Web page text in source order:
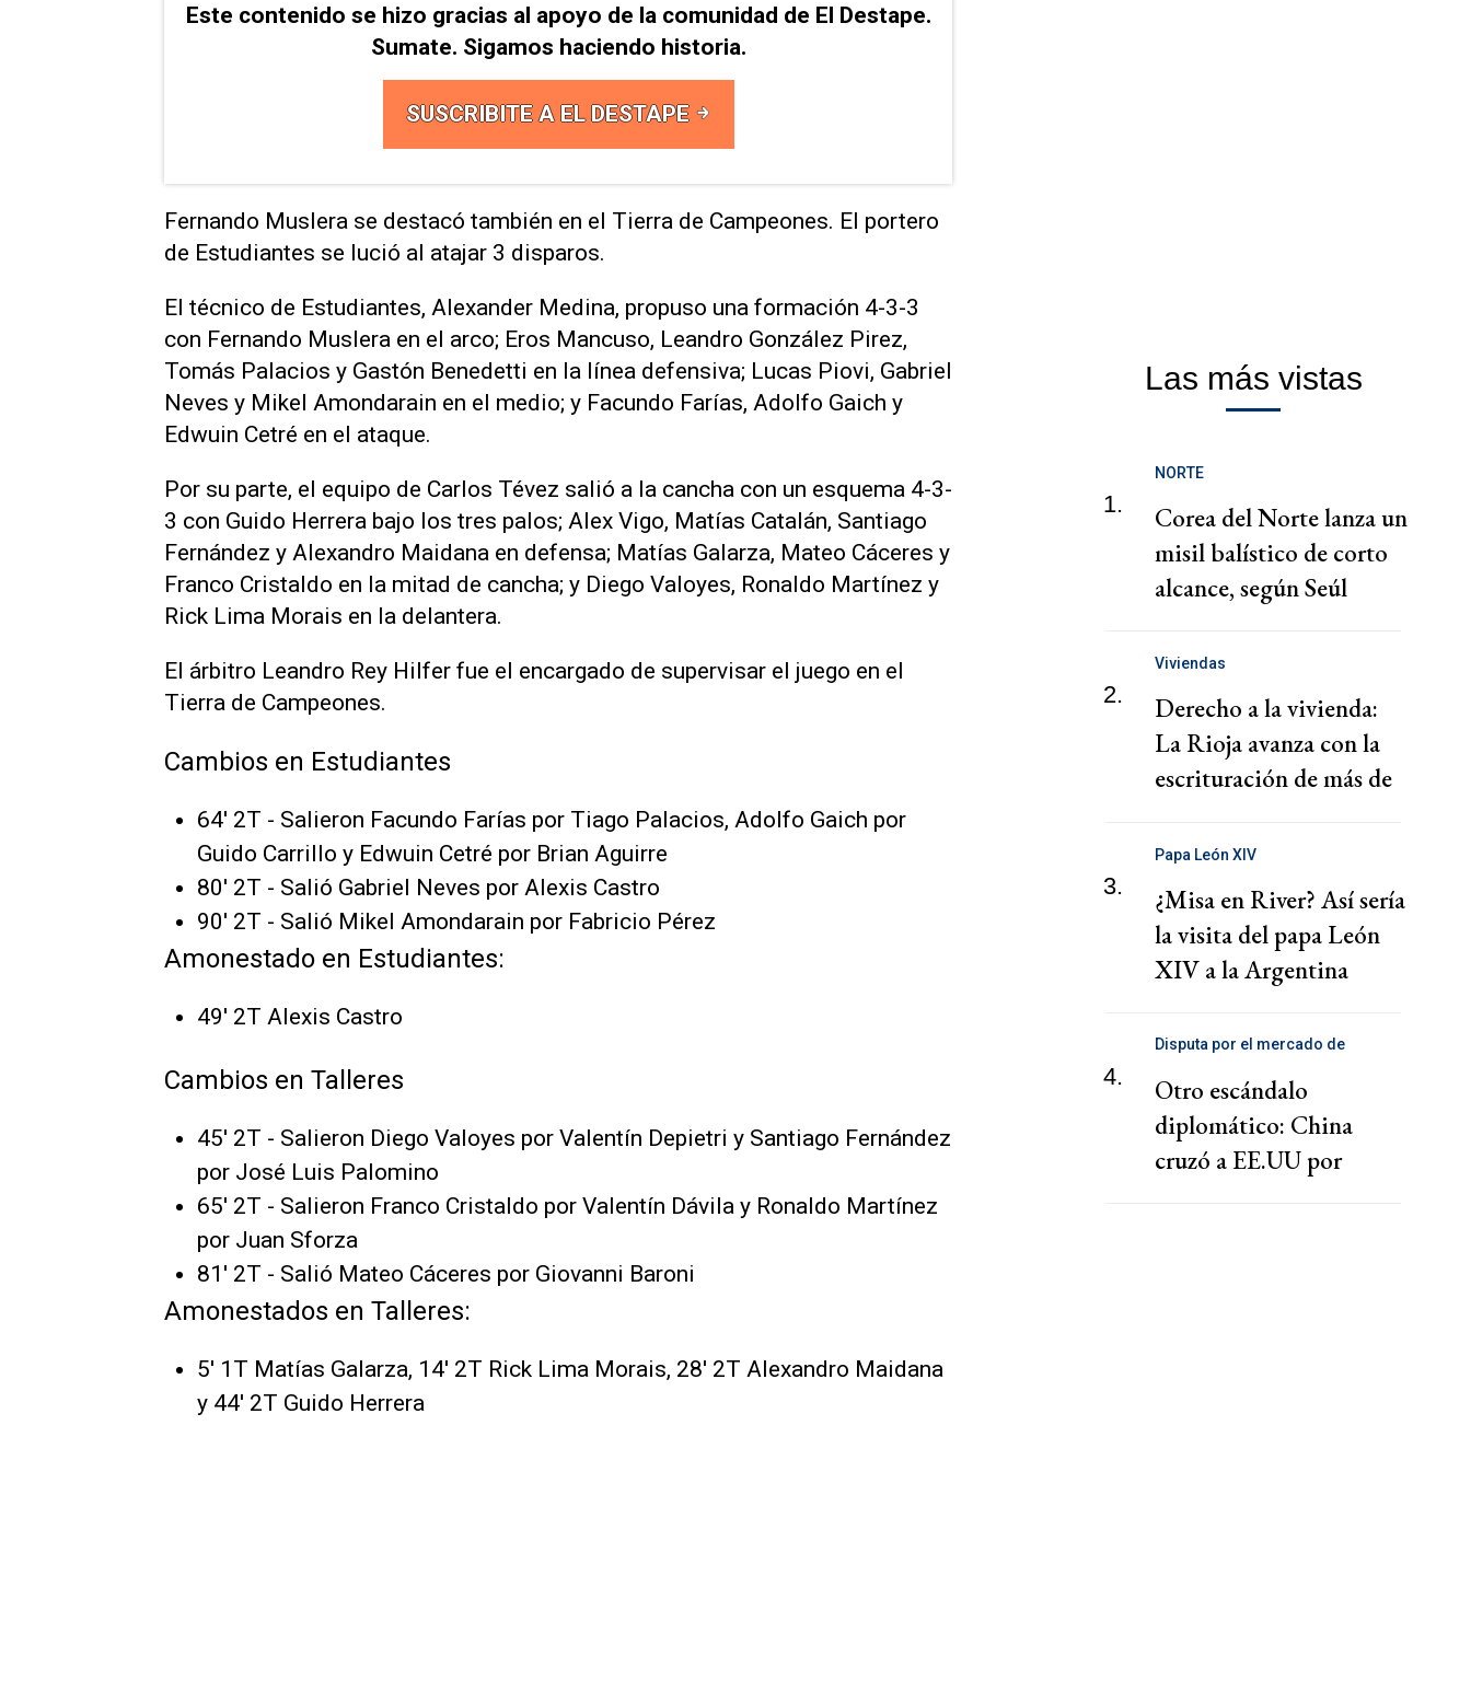
Este contenido se hizo gracias al apoyo de la comunidad de El Destape.
Sumate. Sigamos haciendo historia.
SUSCRIBITE A EL DESTAPE
Fernando Muslera se destacó también en el Tierra de Campeones. El portero
de Estudiantes se lució al atajar 3 disparos.
El técnico de Estudiantes, Alexander Medina, propuso una formación 4-3-3
con Fernando Muslera en el arco; Eros Mancuso, Leandro González Pirez,
Tomás Palacios y Gastón Benedetti en la línea defensiva; Lucas Piovi, Gabriel
Neves y Mikel Amondarain en el medio; y Facundo Farías, Adolfo Gaich y
Edwuin Cetré en el ataque.
Por su parte, el equipo de Carlos Tévez salió a la cancha con un esquema 4-3-
3 con Guido Herrera bajo los tres palos; Alex Vigo, Matías Catalán, Santiago
Fernández y Alexandro Maidana en defensa; Matías Galarza, Mateo Cáceres y
Franco Cristaldo en la mitad de cancha; y Diego Valoyes, Ronaldo Martínez y
Rick Lima Morais en la delantera.
El árbitro Leandro Rey Hilfer fue el encargado de supervisar el juego en el
Tierra de Campeones.
Cambios en Estudiantes
64' 2T - Salieron Facundo Farías por Tiago Palacios, Adolfo Gaich por
Guido Carrillo y Edwuin Cetré por Brian Aguirre
80' 2T - Salió Gabriel Neves por Alexis Castro
90' 2T - Salió Mikel Amondarain por Fabricio Pérez
Amonestado en Estudiantes:
49' 2T Alexis Castro
Cambios en Talleres
45' 2T - Salieron Diego Valoyes por Valentín Depietri y Santiago Fernández
por José Luis Palomino
65' 2T - Salieron Franco Cristaldo por Valentín Dávila y Ronaldo Martínez
por Juan Sforza
81' 2T - Salió Mateo Cáceres por Giovanni Baroni
Amonestados en Talleres:
5' 1T Matías Galarza, 14' 2T Rick Lima Morais, 28' 2T Alexandro Maidana
y 44' 2T Guido Herrera
Las más vistas
1.
NORTE
Corea del Norte lanza un
misil balístico de corto
alcance, según Seúl
2.
Viviendas
Derecho a la vivienda:
La Rioja avanza con la
escrituración de más de
3.
Papa León XIV
¿Misa en River? Así sería
la visita del papa León
XIV a la Argentina
4.
Disputa por el mercado de
Otro escándalo
diplomático: China
cruzó a EE.UU por